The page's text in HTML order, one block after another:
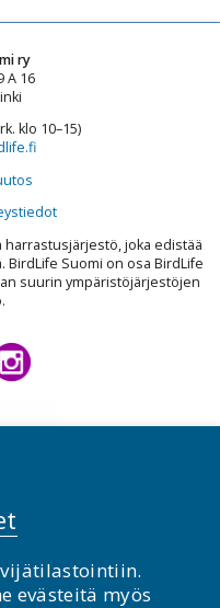
ry
A 16
klo 10–15)
joka edistää
Suomi on osa BirdLife
suurin ympäristöjärjestöjen
ry 2026
evästeitä myös